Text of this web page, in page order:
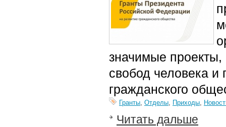
значимые
свобод человека и
гражданского
Гранты, Отделы, Приходы,
Читать дальше